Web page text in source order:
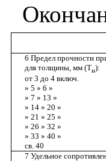
6 Предел прочности
для толщины, мм (Тн):
от 3 до 4 включ.
» 5 » 6 »
» 7 » 13 »
» 14 » 20 »
» 21 » 25 »
» 26 » 32 »
» 33 » 40 »
св. 40
7 Удельное